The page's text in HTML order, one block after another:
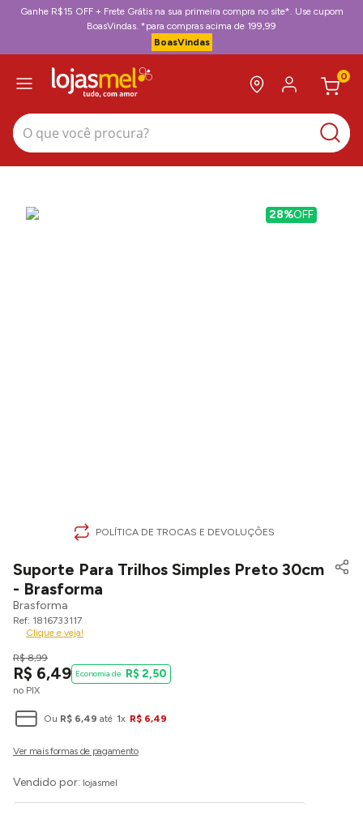
Ganhe R$15 OFF + Frete Grátis na sua primeira compra no site*. Use cupom
BoasVindas. *para compras acima de 199,99
BoasVindas
0
O que você procura?
28%OFF
POLÍTICA DE TROCAS E DEVOLUÇÕES
Suporte Para Trilhos Simples Preto 30cm
- Brasforma
Brasforma
1816733117
Clique e veja!
R$ 8,99
R$ 6,49
no PIX
R$ 2,50
Ou R$ 6,49 até 1x R$ 6,49
Vendido por: lojasmel